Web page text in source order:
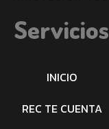
Servicios
INICIO
REC TE CUENTA